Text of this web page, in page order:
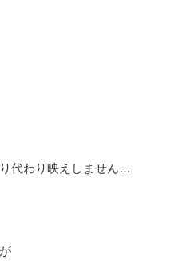
代わり映えしません…